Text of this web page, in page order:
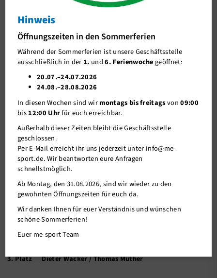
Siegerliste Vereinsmeisterschaften
Siegerliste Vereinsmeisterschaften
13.11.2018
Platzierungen Einzel:
3. Platz Dieter Wacker / Thomas Müther
J-Team
Stellenangebote
Förderverein me-sport e.V.
Mitgliederservice
Verantwortung
Hinweis
Öffnungszeiten in den Sommerferien
Während der Sommerferien ist unsere Geschäftsstelle
ausschließlich in der 1. und6. Ferienwochegeöffnet:
20.07.–24.07.2026
24.08.–28.08.2026
In diesen Wochen sind wirmontags bis freitagsvon09:00
bis12:00 Uhrfür euch erreichbar.
Außerhalb dieser Zeiten bleibt die Geschäftsstelle
geschlossen.
Per E-Mail erreicht ihr uns jederzeit unter info@me-
sport.de. Wir beantworten eure Anfragen
schnellstmöglich.
Ab Montag, den 31.08.2026, sind wir wieder zu den
gewohnten Öffnungszeiten für euch da.
Wir danken Ihnen für euer Verständnis und wünschen
schöne Sommerferien!
Euer me-sport Team